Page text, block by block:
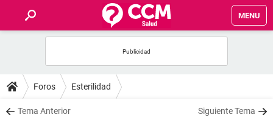
MENU
FOROS
SALUD
Foros Esterilidad
Tema Anterior Siguiente Tema